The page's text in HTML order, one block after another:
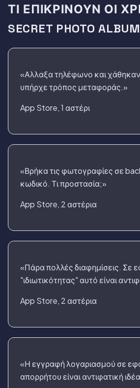
ΤΙ ΕΠΙΚΡΊΝΟΥΝ ΟΙ
SECRET PHOTO ALBUM
«Αλλαξα τηλέφωνο και
υπήρχε τρόπος μεταφοράς.»
App Store, 1 αστέρι
«Βρήκα τις φωτογραφίες σε
κωδικό. Τι προστασία;»
App Store, 2 αστέρια
«Πάρα πολλές διαφημίσεις. Σε
"ιδιωτικότητας" αυτό είναι
App Store, 2 αστέρια
«Η εγγραφή λογαριασμού σε
απορρήτου είναι αντιφατική